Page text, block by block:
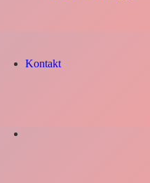
Kontakt